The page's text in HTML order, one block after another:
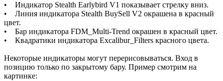
• Индикатор Stealth Earlybird V1 показывает стрелку вниз.
• Линия индикатора Stealth BuySell V2 окрашена в красный
цвет.
• Бар индикатора FDM_Multi-Trend окрашен в красный цвет.
• Квадратики индикатора Excalibur_Filters красного цвета.
Некоторые индикаторы могут перерисовываться. Вход в
позицию только по закрытому бару. Пример смотрим на
картинке: